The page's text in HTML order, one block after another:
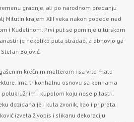
gradnje, ali po narodnom predanju
Milutin krajem XIII veka nakon pobede nad
i Kudelinom. Prvi put se pominje u turskom
je nekoliko puta stradao, a obnovio ga
Bojović.
krečnim malterom i sa vrlo malo
Ima trikonhalnu osnovu sa konhama
i kupolom koju nose pilastri.
dozidana je i kula zvonik, kao i priprata.
izvela živopis i slikanu dekoraciju